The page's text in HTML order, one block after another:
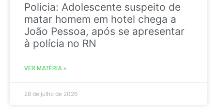
Policia: Adolescente suspeito de
matar homem em hotel chega a
João Pessoa, após se apresentar
à polícia no RN
VER MATÉRIA »
28 de julho de 2026